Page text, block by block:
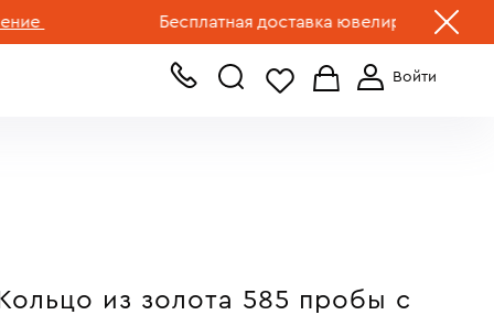
Бесплатная доставка ювелирных изделий по
+7 (499) 519-00-00
Кольцо из золота 585 пробы с